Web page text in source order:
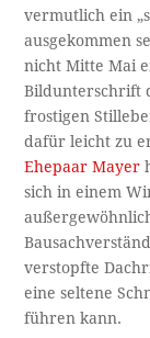
vermutlich ein
ausgekommen
nicht Mitte Mai
Bildunterschrift
frostigen
dafür leicht zu
Ehepaar Mayer
sich in einem
verstopfte
eine seltene
führen kann.